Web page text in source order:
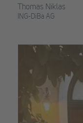
Thomas Niklas
ING-DiBa AG